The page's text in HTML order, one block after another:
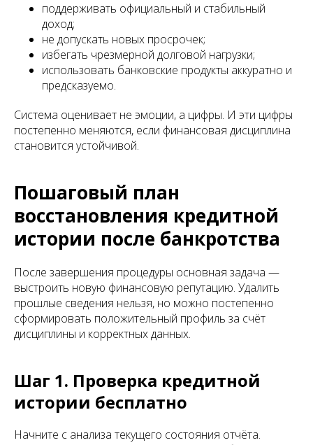
поддерживать официальный и стабильный
доход;
не допускать новых просрочек;
избегать чрезмерной долговой нагрузки;
использовать банковские продукты аккуратно и
предсказуемо.
Система оценивает не эмоции, а цифры. И эти цифры
постепенно меняются, если финансовая дисциплина
становится устойчивой.
Пошаговый план
восстановления кредитной
истории после банкротства
После завершения процедуры основная задача —
выстроить новую финансовую репутацию. Удалить
прошлые сведения нельзя, но можно постепенно
сформировать положительный профиль за счёт
дисциплины и корректных данных.
Шаг 1. Проверка кредитной
истории бесплатно
Начните с анализа текущего состояния отчёта.